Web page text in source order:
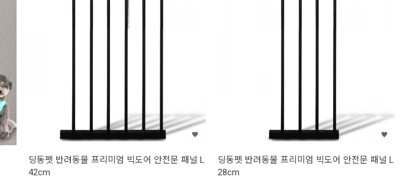
딩동펫 반려동물 프리미엄 빅도어 안전문 패널 L
42cm
딩동펫 반려동물 프리미엄 빅도어 안전문 패널 L
28cm